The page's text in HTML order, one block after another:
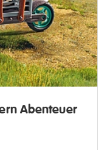
Abenteuer